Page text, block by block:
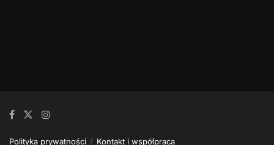
Polityka prywatności Kontakt i współpraca